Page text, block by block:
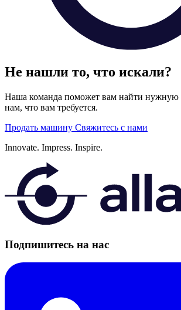
Не нашли то, что искали?
Наша команда поможет вам найти
нам, что вам требуется.
Продать машину Свяжитесь с нами
Innovate. Impress. Inspire.
Подпишитесь на нас